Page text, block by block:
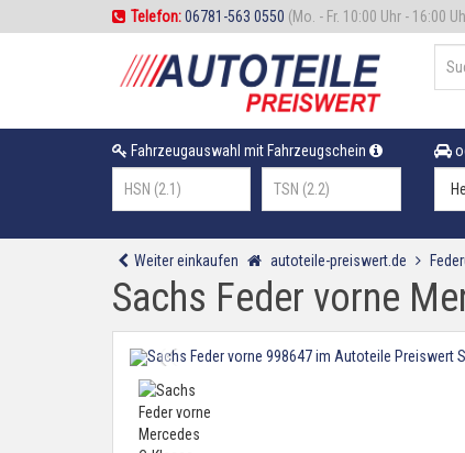
Telefon:06781-563 0550 (Mo. - Fr. 10:00 Uhr - 16:00
Fahrzeugauswahl mit Fahrzeugschein
Weiter einkaufen autoteile-preiswert.de
Sachs Feder vorne